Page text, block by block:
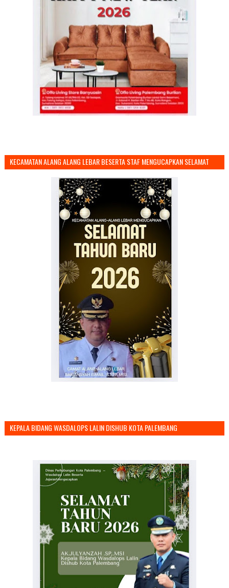
KECAMATAN ALANG ALANG LEBAR BESERTA STAF MENGUCAPKAN SELAMAT
KEPALA BIDANG WASDALOPS LALIN DISHUB KOTA PALEMBANG